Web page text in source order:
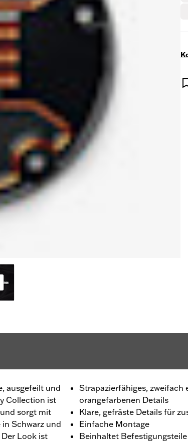
ausgefeilt und
Collection ist
sorgt mit
Schwarz und
Look ist
Strapazierfähiges, zweifach
orangefarbenen Details
Klare, gefräste Details für
Einfache Montage
Beinhaltet Befestigungsteile